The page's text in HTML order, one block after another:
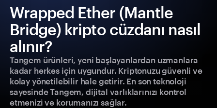
Wrapped Ether (Mantle
Bridge) kripto cüzdanı nasıl
alınır?
Tangem ürünleri, yeni başlayanlardan uzmanlara
kadar herkes için uygundur. Kriptonuzu güvenli ve
kolay yönetilebilir hale getirir. En son teknoloji
sayesinde Tangem, dijital varlıklarınızı kontrol
etmenizi ve korumanızı sağlar.